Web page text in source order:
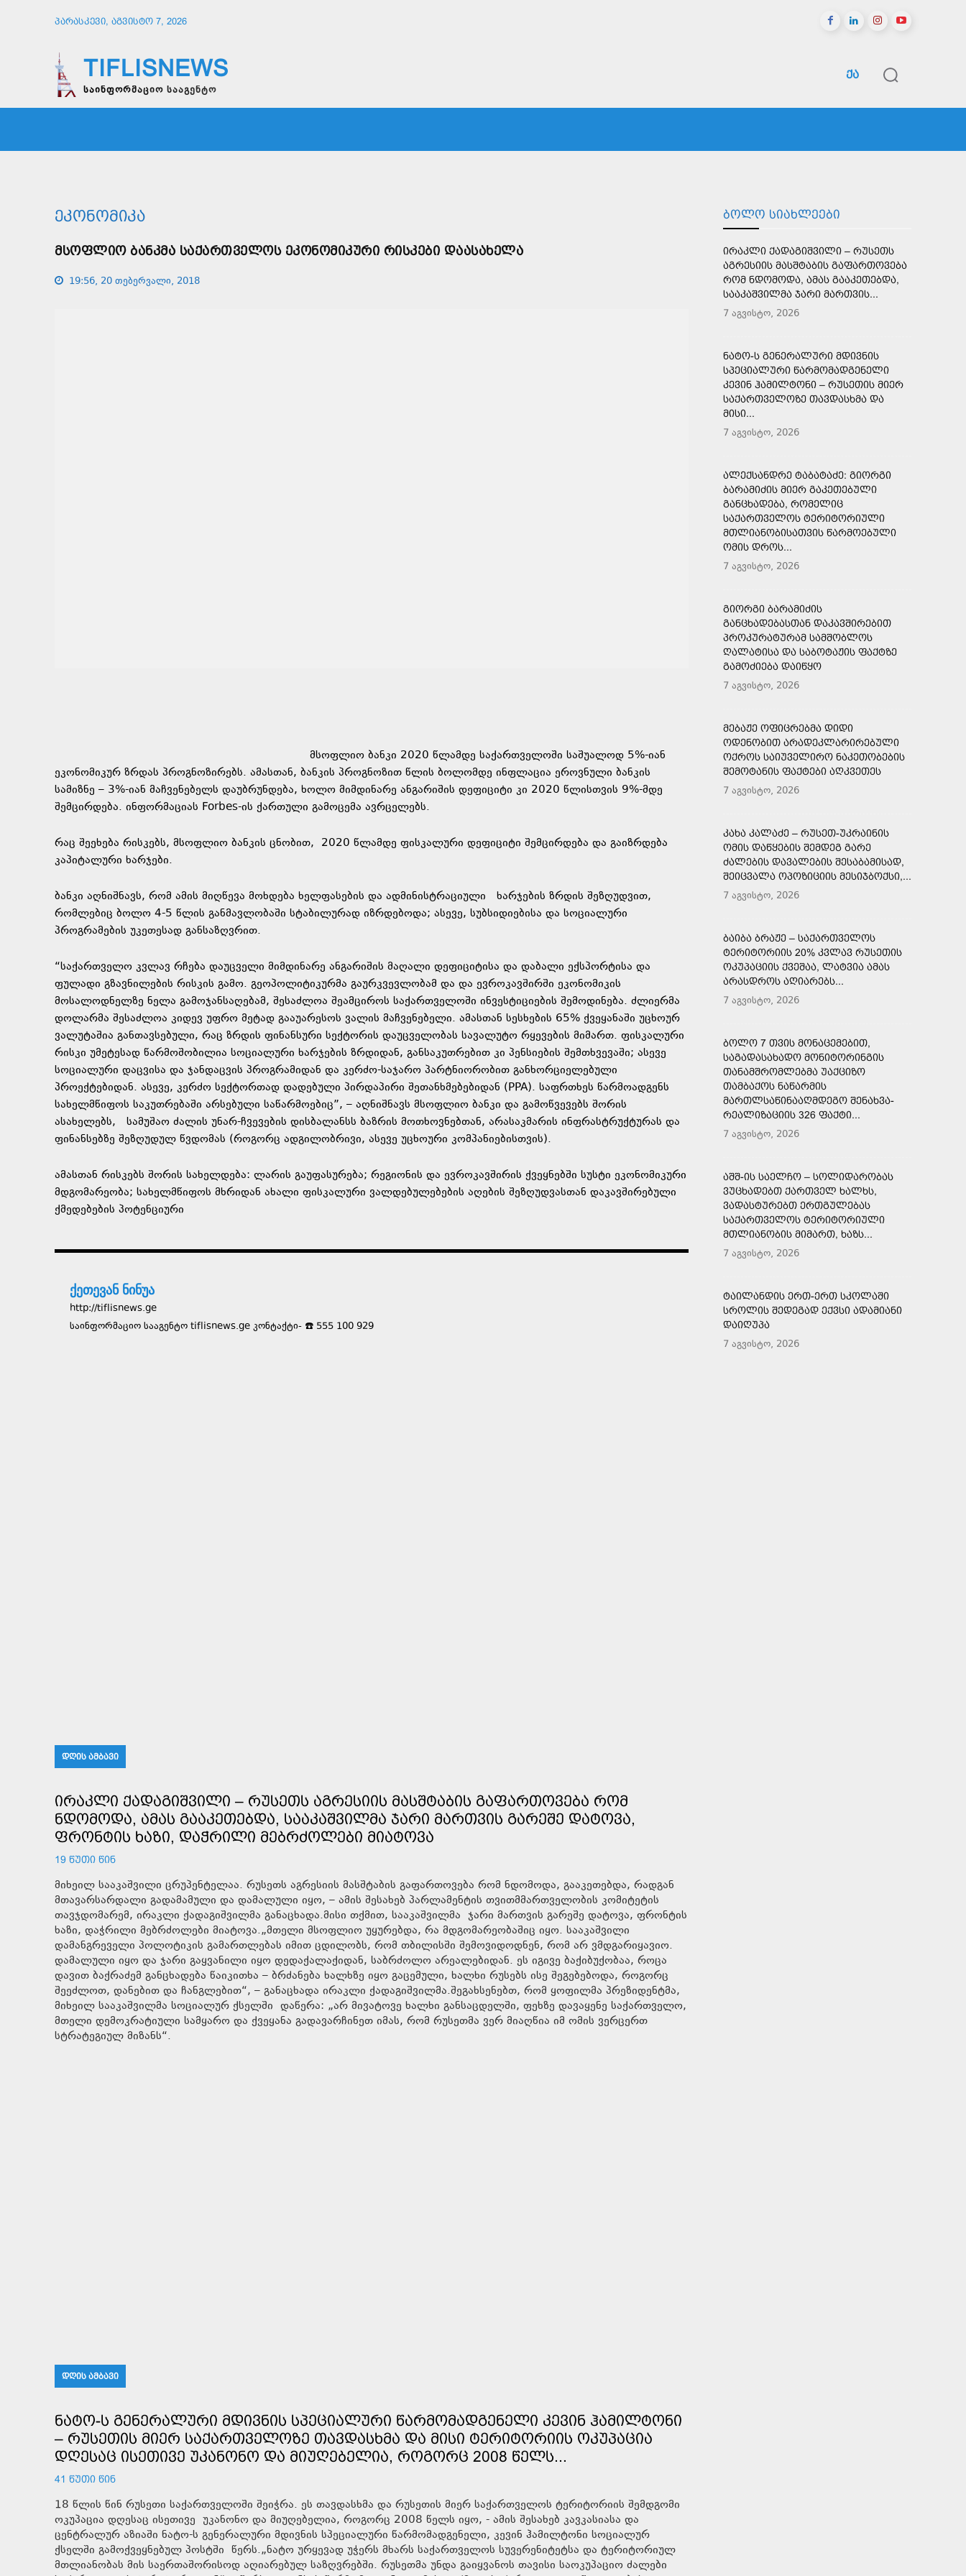
ᲞᲐᲠᲐᲡᲙᲔᲕᲘ, ᲐᲒᲕᲘᲡᲢᲝ 7, 2026
TIFLISNEWS
საინფორმაციო სააგენტო
ᲥᲐ
ᲔᲙᲝᲜᲝᲛᲘᲙᲐ
ᲛᲡᲝᲤᲚᲘᲝ ᲑᲐᲜᲙᲛᲐ ᲡᲐᲥᲐᲠᲗᲕᲔᲚᲝᲡ ᲔᲙᲝᲜᲝᲛᲘᲙᲣᲠᲘ ᲠᲘᲡᲙᲔᲑᲘ ᲓᲐᲐᲡᲐᲮᲔᲚᲐ
19:56, 20 თებერვალი, 2018
მსოფლიო ბანკი 2020 წლამდე საქართველოში საშუალოდ 5%-იან
ეკონომიკურ ზრდას პროგნოზირებს. ამასთან, ბანკის პროგნოზით წლის ბოლომდე ინფლაცია ეროვნული ბანკის
სამიზნე – 3%-იან მაჩვენებელს დაუბრუნდება, ხოლო მიმდინარე ანგარიშის დეფიციტი კი 2020 წლისთვის 9%-მდე
შემცირდება. ინფორმაციას Forbes-ის ქართული გამოცემა ავრცელებს.
რაც შეეხება რისკებს, მსოფლიო ბანკის ცნობით, 2020 წლამდე ფისკალური დეფიციტი შემცირდება და გაიზრდება
კაპიტალური ხარჯები.
ბანკი აღნიშნავს, რომ ამის მიღწევა მოხდება ხელფასების და ადმინისტრაციული ხარჯების ზრდის შეზღუდვით,
რომლებიც ბოლო 4-5 წლის განმავლობაში სტაბილურად იზრდებოდა; ასევე, სუბსიდიებისა და სოციალური
პროგრამების უკეთესად განსაზღვრით.
“საქართველო კვლავ რჩება დაუცველი მიმდინარე ანგარიშის მაღალი დეფიციტისა და დაბალი ექსპორტისა და
ფულადი გზავნილების რისკის გამო. გეოპოლიტიკურმა გაურკვევლობამ და და ევროკავშირში ეკონომიკის
მოსალოდნელზე ნელა გამოჯანსაღებამ, შესაძლოა შეამციროს საქართველოში ინვესტიციების შემოდინება. ძლიერმა
დოლარმა შესაძლოა კიდევ უფრო მეტად გააუარესოს ვალის მაჩვენებელი. ამასთან სესხების 65% ქვეყანაში უცხოურ
ვალუტაშია განთავსებული, რაც ზრდის ფინანსური სექტორის დაუცველობას სავალუტო რყევების მიმართ. ფისკალური
რისკი უმეტესად წარმოშობილია სოციალური ხარჯების ზრდიდან, განსაკუთრებით კი პენსიების შემთხვევაში; ასევე
სოციალური დაცვისა და ჯანდაცვის პროგრამიდან და კერძო-საჯარო პარტნიორობით განხორციელებული
პროექტებიდან. ასევე, კერძო სექტორთად დადებული პირდაპირი შეთანხმებებიდან (PPA). საფრთხეს წარმოადგენს
სახელმწიფოს საკუთრებაში არსებული საწარმოებიც”, – აღნიშნავს მსოფლიო ბანკი და გამოწვევებს შორის
ასახელებს, სამუშაო ძალის უნარ-ჩვევების დისბალანსს ბაზრის მოთხოვნებთან, არასაკმარის ინფრასტრუქტურას და
ფინანსებზე შეზღუდულ წვდომას (როგორც ადგილობრივი, ასევე უცხოური კომპანიებისთვის).
ამასთან რისკებს შორის სახელდება: ლარის გაუფასურება; რეგიონის და ევროკავშირის ქვეყნებში სუსტი ეკონომიკური
მდგომარეობა; სახელმწიფოს მხრიდან ახალი ფისკალური ვალდებულებების აღების შეზღუდვასთან დაკავშირებული
ქმედებების პოტენციური
ქეთევან ნინუა
http://tiflisnews.ge
საინფორმაციო სააგენტო tiflisnews.ge კონტაქტი- ☎️ 555 100 929
ᲓᲦᲘᲡ ᲐᲛᲑᲐᲕᲘ
ᲘᲠᲐᲙᲚᲘ ᲥᲐᲓᲐᲒᲘᲨᲕᲘᲚᲘ – ᲠᲣᲡᲔᲗᲡ ᲐᲒᲠᲔᲡᲘᲘᲡ ᲛᲐᲡᲨᲢᲐᲑᲘᲡ ᲒᲐᲤᲐᲠᲗᲝᲕᲔᲑᲐ ᲠᲝᲛ
ᲜᲓᲝᲛᲝᲓᲐ, ᲐᲛᲐᲡ ᲒᲐᲐᲙᲔᲗᲔᲑᲓᲐ, ᲡᲐᲐᲙᲐᲨᲕᲘᲚᲛᲐ ᲯᲐᲠᲘ ᲛᲐᲠᲗᲕᲘᲡ ᲒᲐᲠᲔᲨᲔ ᲓᲐᲢᲝᲕᲐ,
ᲤᲠᲝᲜᲢᲘᲡ ᲮᲐᲖᲘ, ᲓᲐᲭᲠᲘᲚᲘ ᲛᲔᲑᲠᲫᲝᲚᲔᲑᲘ ᲛᲘᲐᲢᲝᲕᲐ
19 ᲬᲣᲗᲘ ᲬᲘᲜ
მიხეილ სააკაშვილი ცრუპენტელაა. რუსეთს აგრესიის მასშტაბის გაფართოვება რომ ნდომოდა, გააკეთებდა, რადგან
მთავარსარდალი გადამამული და დამალული იყო, – ამის შესახებ პარლამენტის თვითმმართველობის კომიტეტის
თავჯდომარემ, ირაკლი ქადაგიშვილმა განაცხადა.მისი თქმით, სააკაშვილმა ჯარი მართვის გარეშე დატოვა, ფრონტის
ხაზი, დაჭრილი მებრძოლები მიატოვა.„მთელი მსოფლიო უყურებდა, რა მდგომარეობაშიც იყო. სააკაშვილი
დამანგრეველი პოლოტიკის გამართლებას იმით ცდილობს, რომ თბილისში შემოვიდოდნენ, რომ არ ვმდგარიყავიო.
დამალული იყო და ჯარი გაყვანილი იყო დედაქალაქიდან, საბრძოლო არეალებიდან. ეს იგივე ბაქიბუქობაა, როცა
დავით ბაქრაძემ განცხადება წაიკითხა – ბრძანება ხალხზე იყო გაცემული, ხალხი რუსებს ისე შეგებებოდა, როგორც
შეეძლოთ, დანებით და ჩანგლებით“, – განაცხადა ირაკლი ქადაგიშვილმა.შეგახსენებთ, რომ ყოფილმა პრეზიდენტმა,
მიხეილ სააკაშვილმა სოციალურ ქსელში დაწერა: „არ მივატოვე ხალხი განსაცდელში, ფეხზე დავაყენე საქართველო,
მთელი დემოკრატიული სამყარო და ქვეყანა გადავარჩინეთ იმას, რომ რუსეთმა ვერ მიაღწია იმ ომის ვერცერთ
სტრატეგიულ მიზანს“.
ᲓᲦᲘᲡ ᲐᲛᲑᲐᲕᲘ
ᲜᲐᲢᲝ-Ს ᲒᲔᲜᲔᲠᲐᲚᲣᲠᲘ ᲛᲓᲘᲕᲜᲘᲡ ᲡᲞᲔᲪᲘᲐᲚᲣᲠᲘ ᲬᲐᲠᲛᲝᲛᲐᲓᲒᲔᲜᲔᲚᲘ ᲙᲔᲕᲘᲜ ᲰᲐᲛᲘᲚᲢᲝᲜᲘ
– ᲠᲣᲡᲔᲗᲘᲡ ᲛᲘᲔᲠ ᲡᲐᲥᲐᲠᲗᲕᲔᲚᲝᲖᲔ ᲗᲐᲕᲓᲐᲡᲮᲛᲐ ᲓᲐ ᲛᲘᲡᲘ ᲢᲔᲠᲘᲢᲝᲠᲘᲘᲡ ᲝᲙᲣᲞᲐᲪᲘᲐ
ᲓᲦᲔᲡᲐᲪ ᲘᲡᲔᲗᲘᲕᲔ ᲣᲙᲐᲜᲝᲜᲝ ᲓᲐ ᲛᲘᲣᲦᲔᲑᲔᲚᲘᲐ, ᲠᲝᲒᲝᲠᲪ 2008 ᲬᲔᲚᲡ...
41 ᲬᲣᲗᲘ ᲬᲘᲜ
18 წლის წინ რუსეთი საქართველოში შეიჭრა. ეს თავდასხმა და რუსეთის მიერ საქართველოს ტერიტორიის შემდგომი
ოკუპაცია დღესაც ისეთივე უკანონო და მიუღებელია, როგორც 2008 წელს იყო, - ამის შესახებ კავკასიასა და
ცენტრალურ აზიაში ნატო-ს გენერალური მდივნის სპეციალური წარმომადგენელი, კევინ ჰამილტონი სოციალურ
ქსელში გამოქვეყნებულ პოსტში წერს.„ნატო ურყევად უჭერს მხარს საქართველოს სუვერენიტეტსა და ტერიტორიულ
მთლიანობას მის საერთაშორისოდ აღიარებულ საზღვრებში. რუსეთმა უნდა გაიყვანოს თავისი საოკუპაციო ძალები
ᲑᲝᲚᲝ ᲡᲘᲐᲮᲚᲔᲔᲑᲘ
ᲘᲠᲐᲙᲚᲘ ᲥᲐᲓᲐᲒᲘᲨᲕᲘᲚᲘ – ᲠᲣᲡᲔᲗᲡ
ᲐᲒᲠᲔᲡᲘᲘᲡ ᲛᲐᲡᲨᲢᲐᲑᲘᲡ ᲒᲐᲤᲐᲠᲗᲝᲕᲔᲑᲐ
ᲠᲝᲛ ᲜᲓᲝᲛᲝᲓᲐ, ᲐᲛᲐᲡ ᲒᲐᲐᲙᲔᲗᲔᲑᲓᲐ,
ᲡᲐᲐᲙᲐᲨᲕᲘᲚᲛᲐ ᲯᲐᲠᲘ ᲛᲐᲠᲗᲕᲘᲡ...
7 აგვისტო, 2026
ᲜᲐᲢᲝ-Ს ᲒᲔᲜᲔᲠᲐᲚᲣᲠᲘ ᲛᲓᲘᲕᲜᲘᲡ
ᲡᲞᲔᲪᲘᲐᲚᲣᲠᲘ ᲬᲐᲠᲛᲝᲛᲐᲓᲒᲔᲜᲔᲚᲘ
ᲙᲔᲕᲘᲜ ᲰᲐᲛᲘᲚᲢᲝᲜᲘ – ᲠᲣᲡᲔᲗᲘᲡ ᲛᲘᲔᲠ
ᲡᲐᲥᲐᲠᲗᲕᲔᲚᲝᲖᲔ ᲗᲐᲕᲓᲐᲡᲮᲛᲐ ᲓᲐ
ᲛᲘᲡᲘ...
7 აგვისტო, 2026
ᲐᲚᲔᲥᲡᲐᲜᲓᲠᲔ ᲢᲐᲑᲐᲢᲐᲫᲔ: ᲒᲘᲝᲠᲒᲘ
ᲑᲐᲠᲐᲛᲘᲫᲘᲡ ᲛᲘᲔᲠ ᲒᲐᲙᲔᲗᲔᲑᲣᲚᲘ
ᲒᲐᲜᲪᲮᲐᲓᲔᲑᲐ, ᲠᲝᲛᲔᲚᲘᲪ
ᲡᲐᲥᲐᲠᲗᲕᲔᲚᲝᲡ ᲢᲔᲠᲘᲢᲝᲠᲘᲣᲚᲘ
ᲛᲗᲚᲘᲐᲜᲝᲑᲘᲡᲐᲗᲕᲘᲡ ᲬᲐᲠᲛᲝᲔᲑᲣᲚᲘ
ᲝᲛᲘᲡ ᲓᲠᲝᲡ...
7 აგვისტო, 2026
ᲒᲘᲝᲠᲒᲘ ᲑᲐᲠᲐᲛᲘᲫᲘᲡ
ᲒᲐᲜᲪᲮᲐᲓᲔᲑᲐᲡᲗᲐᲜ ᲓᲐᲙᲐᲕᲨᲘᲠᲔᲑᲘᲗ
ᲞᲠᲝᲙᲣᲠᲐᲢᲣᲠᲐᲛ ᲡᲐᲛᲨᲝᲑᲚᲝᲡ
ᲦᲐᲚᲐᲢᲘᲡᲐ ᲓᲐ ᲡᲐᲑᲝᲢᲐᲟᲘᲡ ᲤᲐᲥᲢᲖᲔ
ᲒᲐᲛᲝᲫᲘᲔᲑᲐ ᲓᲐᲘᲬᲧᲝ
7 აგვისტო, 2026
ᲛᲔᲑᲐᲟᲔ ᲝᲤᲘᲪᲠᲔᲑᲛᲐ ᲓᲘᲓᲘ
ᲝᲓᲔᲜᲝᲑᲘᲗ ᲐᲠᲐᲓᲔᲙᲚᲐᲠᲘᲠᲔᲑᲣᲚᲘ
ᲝᲥᲠᲝᲡ ᲡᲐᲘᲣᲕᲔᲚᲘᲠᲝ ᲜᲐᲙᲔᲗᲝᲑᲔᲑᲘᲡ
ᲨᲔᲛᲝᲢᲐᲜᲘᲡ ᲤᲐᲥᲢᲔᲑᲘ ᲐᲦᲙᲕᲔᲗᲔᲡ
7 აგვისტო, 2026
ᲙᲐᲮᲐ ᲙᲐᲚᲐᲫᲔ – ᲠᲣᲡᲔᲗ-ᲣᲙᲠᲐᲘᲜᲘᲡ
ᲝᲛᲘᲡ ᲓᲐᲬᲧᲔᲑᲘᲡ ᲨᲔᲛᲓᲔᲒ ᲒᲐᲠᲔ
ᲫᲐᲚᲔᲑᲘᲡ ᲓᲐᲕᲐᲚᲔᲑᲘᲡ ᲨᲔᲡᲐᲑᲐᲛᲘᲡᲐᲓ,
ᲨᲔᲘᲪᲕᲐᲚᲐ ᲝᲞᲝᲖᲘᲪᲘᲘᲡ ᲛᲔᲡᲘᲯᲑᲝᲥᲡᲘ,...
7 აგვისტო, 2026
ᲑᲐᲘᲑᲐ ᲑᲠᲐᲟᲔ – ᲡᲐᲥᲐᲠᲗᲕᲔᲚᲝᲡ
ᲢᲔᲠᲘᲢᲝᲠᲘᲘᲡ 20% ᲙᲕᲚᲐᲕ ᲠᲣᲡᲔᲗᲘᲡ
ᲝᲙᲣᲞᲐᲪᲘᲘᲡ ᲥᲕᲔᲨᲐᲐ, ᲚᲐᲢᲕᲘᲐ ᲐᲛᲐᲡ
ᲐᲠᲐᲡᲓᲠᲝᲡ ᲐᲦᲘᲐᲠᲔᲑᲡ...
7 აგვისტო, 2026
ᲑᲝᲚᲝ 7 ᲗᲕᲘᲡ ᲛᲝᲜᲐᲪᲔᲛᲔᲑᲘᲗ,
ᲡᲐᲒᲐᲓᲐᲡᲐᲮᲐᲓᲝ ᲛᲝᲜᲘᲢᲝᲠᲘᲜᲒᲘᲡ
ᲗᲐᲜᲐᲛᲨᲠᲝᲛᲚᲔᲑᲛᲐ ᲣᲐᲥᲪᲘᲖᲝ
ᲗᲐᲛᲑᲐᲥᲝᲡ ᲜᲐᲬᲐᲠᲛᲘᲡ
ᲛᲐᲠᲗᲚᲡᲐᲬᲘᲜᲐᲐᲦᲛᲓᲔᲒᲝ ᲨᲔᲜᲐᲮᲕᲐ-
ᲠᲔᲐᲚᲘᲖᲐᲪᲘᲘᲡ 326 ᲤᲐᲥᲢᲘ...
7 აგვისტო, 2026
ᲐᲨᲨ-ᲘᲡ ᲡᲐᲔᲚᲩᲝ – ᲡᲝᲚᲘᲓᲐᲠᲝᲑᲐᲡ
ᲕᲣᲪᲮᲐᲓᲔᲑᲗ ᲥᲐᲠᲗᲕᲔᲚ ᲮᲐᲚᲮᲡ,
ᲕᲐᲓᲐᲡᲢᲣᲠᲔᲑᲗ ᲔᲠᲗᲒᲣᲚᲔᲑᲐᲡ
ᲡᲐᲥᲐᲠᲗᲕᲔᲚᲝᲡ ᲢᲔᲠᲘᲢᲝᲠᲘᲣᲚᲘ
ᲛᲗᲚᲘᲐᲜᲝᲑᲘᲡ ᲛᲘᲛᲐᲠᲗ, ᲮᲐᲖᲡ...
7 აგვისტო, 2026
ᲢᲐᲘᲚᲐᲜᲓᲘᲡ ᲔᲠᲗ-ᲔᲠᲗ ᲡᲙᲝᲚᲐᲨᲘ
ᲡᲠᲝᲚᲘᲡ ᲨᲔᲓᲔᲒᲐᲓ ᲔᲥᲕᲡᲘ ᲐᲓᲐᲛᲘᲐᲜᲘ
ᲓᲐᲘᲦᲣᲞᲐ
7 აგვისტო, 2026